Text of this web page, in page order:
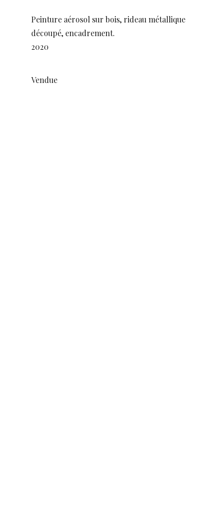
Peinture aérosol sur bois, rideau métallique
découpé, encadrement.
2020
Vendue